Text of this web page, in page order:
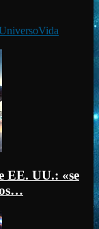
Vida
EE. UU.: «se